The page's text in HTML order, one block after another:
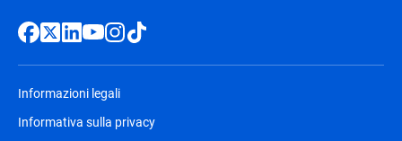
Informazioni legali
Informativa sulla privacy